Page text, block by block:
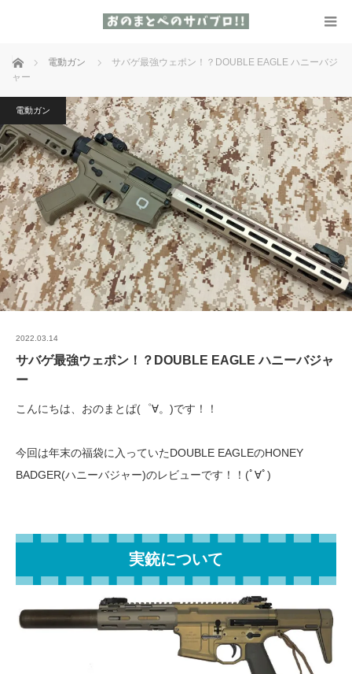
ホーム 電動ガン
サバゲ最強ウェポン！？DOUBLE EAGLE ハニーバジ
ャー
電動ガン
2022.03.14
サバゲ最強ウェポン！？DOUBLE EAGLE ハニーバジャ
ー
こんにちは、おのまとぱ(゜∀。)です！！
今回は年末の福袋に入っていたDOUBLE EAGLEのHONEY
BADGER(ハニーバジャー)のレビューです！！(ﾟ∀ﾟ)
実銃について